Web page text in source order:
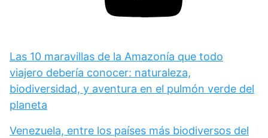
Las 10 maravillas de la Amazonía que todo
viajero debería conocer: naturaleza,
biodiversidad, y aventura en el pulmón verde del
planeta
Venezuela, entre los países más biodiversos del